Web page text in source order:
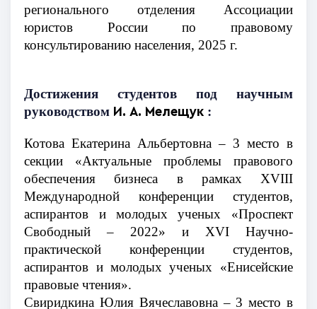
регионального отделения Ассоциации
юристов России по правовому
консультированию населения, 2025 г.
Достижения студентов под научным
руководством И. А. Мелещук :
Котова Екатерина Альбертовна – 3 место в
секции «Актуальные проблемы правового
обеспечения бизнеса в рамках XVIII
Международной конференции студентов,
аспирантов и молодых ученых «Проспект
Свободный – 2022» и XVI Научно-
практической конференции студентов,
аспирантов и молодых ученых «Енисейские
правовые чтения».
Свиридкина Юлия Вячеславовна – 3 место в